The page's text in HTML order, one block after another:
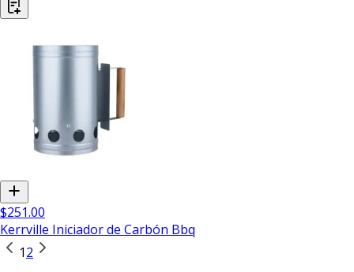
$251.00
Kerrville Iniciador de Carbón Bbq
12